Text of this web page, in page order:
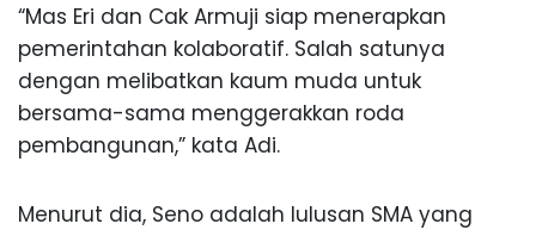
“Mas Eri dan Cak Armuji siap menerapkan
pemerintahan kolaboratif. Salah satunya
dengan melibatkan kaum muda untuk
bersama-sama menggerakkan roda
pembangunan,” kata Adi.
Menurut dia, Seno adalah lulusan SMA yang